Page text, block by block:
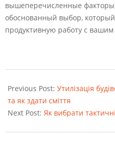
вышеперечисленные
обоснованный выбор,
продуктивную работу с
05-
09
Previous Post: Утилізація
та як здати сміття
Next Post: Як вибрати